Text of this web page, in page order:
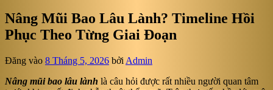
Nâng Mũi Bao Lâu Lành? Timeline Hồi
Phục Theo Từng Giai Đoạn
Đăng vào 8 Tháng 5, 2026 bởi Admin
Nâng mũi bao lâu lành là câu hỏi được rất nhiều người quan tâm